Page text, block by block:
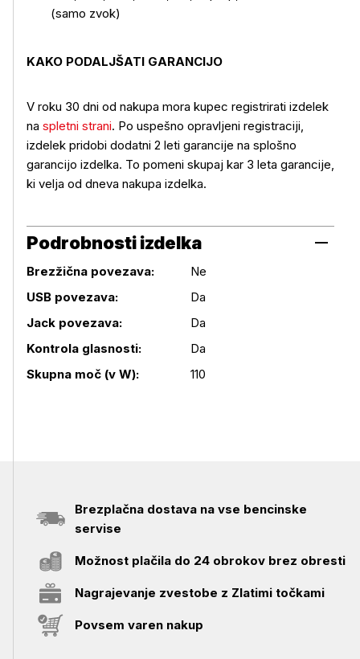
(samo zvok)
KAKO PODALJŠATI GARANCIJO
V roku 30 dni od nakupa mora kupec registrirati izdelek
na spletni strani. Po uspešno opravljeni registraciji,
izdelek pridobi dodatni 2 leti garancije na splošno
garancijo izdelka. To pomeni skupaj kar 3 leta garancije,
ki velja od dneva nakupa izdelka.
Podrobnosti izdelka
Podrobnosti izdelka
Brezžična povezava:
Ne
USB povezava:
Da
Jack povezava:
Da
Kontrola glasnosti:
Da
Skupna moč (v W):
110
Brezplačna dostava na vse bencinske
servise
Možnost plačila do 24 obrokov brez obresti
Nagrajevanje zvestobe z Zlatimi točkami
Povsem varen nakup